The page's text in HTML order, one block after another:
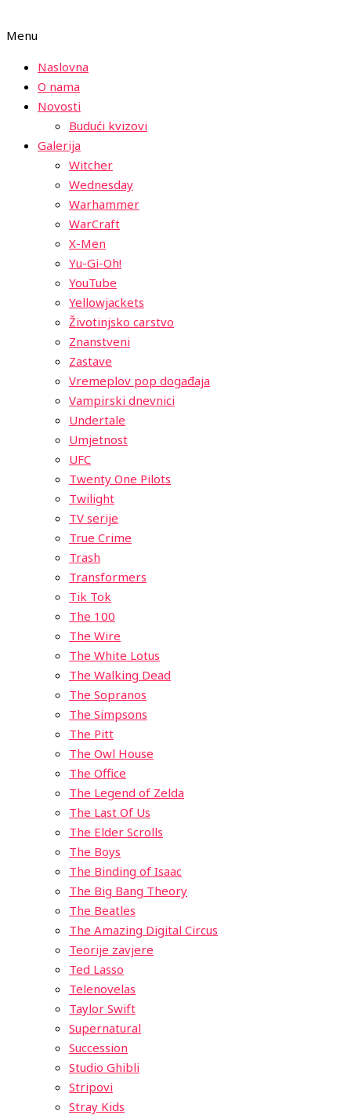
Menu
Naslovna
O nama
Novosti
Budući kvizovi
Galerija
Witcher
Wednesday
Warhammer
WarCraft
X-Men
Yu-Gi-Oh!
YouTube
Yellowjackets
Životinjsko carstvo
Znanstveni
Zastave
Vremeplov pop događaja
Vampirski dnevnici
Undertale
Umjetnost
UFC
Twenty One Pilots
Twilight
TV serije
True Crime
Trash
Transformers
Tik Tok
The 100
The Wire
The White Lotus
The Walking Dead
The Sopranos
The Simpsons
The Pitt
The Owl House
The Office
The Legend of Zelda
The Last Of Us
The Elder Scrolls
The Boys
The Binding of Isaac
The Big Bang Theory
The Beatles
The Amazing Digital Circus
Teorije zavjere
Ted Lasso
Telenovelas
Taylor Swift
Supernatural
Succession
Studio Ghibli
Stripovi
Stray Kids